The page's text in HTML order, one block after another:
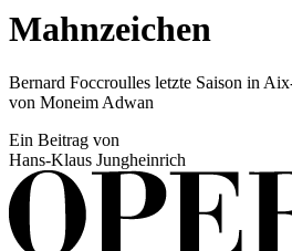
Mahnzeichen
Bernard Foccroulles letzte Saison in
von Moneim Adwan
Ein Beitrag von
Hans-Klaus Jungheinrich